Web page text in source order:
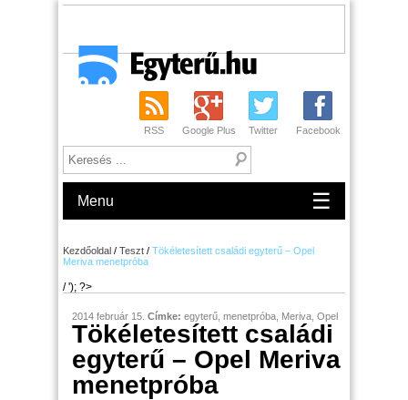
RSS Google Plus Twitter Facebook
Menu ☰
Kezdőoldal / Teszt / Tökéletesített családi egyterű – Opel
Meriva menetpróba
/ '); ?>
2014 február 15. Címke: egyterű menetpróba Meriva Opel
Tökéletesített családi
egyterű – Opel Meriva
menetpróba